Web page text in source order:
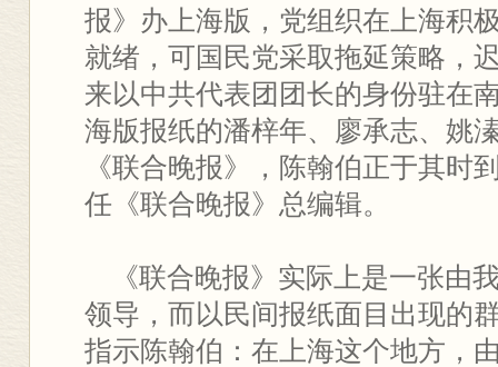
报》办上海版，党组织在上海积
就绪，可国民党采取拖延策略，
来以中共代表团团长的身份驻在
海版报纸的潘梓年、廖承志、姚
《联合晚报》，陈翰伯正于其时
任《联合晚报》总编辑。
《联合晚报》实际上是一张由
领导，而以民间报纸面目出现的
指示陈翰伯：在上海这个地方，